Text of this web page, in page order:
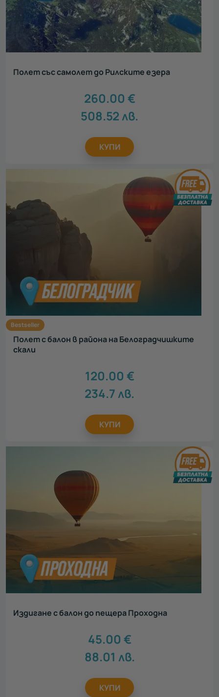
Полет със самолет до Рилските езера
260.00 €
508.52лв.
КУПИ
Bestseller
Полет с балон в района на Белоградчишките
скали
120.00 €
234.7лв.
КУПИ
Издигане с балон до пещера Проходна
45.00 €
88.01 лв.
КУПИ